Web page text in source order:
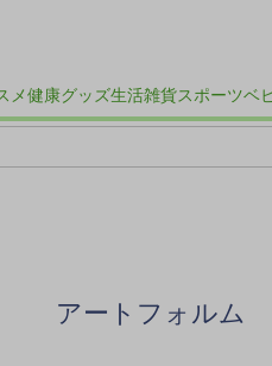
メ健康グッズ生活雑貨スポーツベ
アートフォルム